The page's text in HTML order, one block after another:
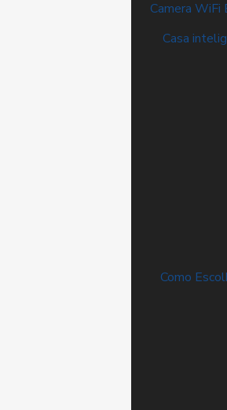
Camera WiFi
Casa
Como